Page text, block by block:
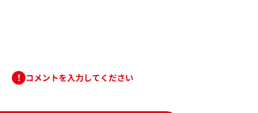
コメントを入力してください